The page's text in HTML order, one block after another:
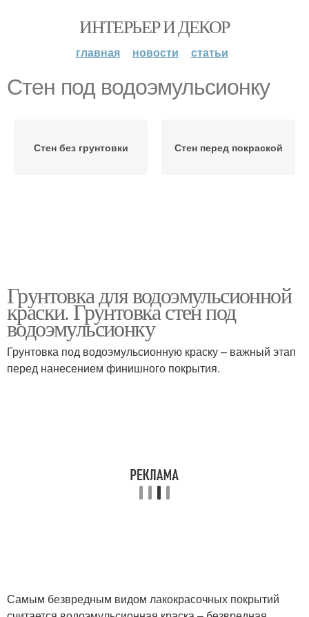
ИНТЕРЬЕР И ДЕКОР
главная новости статьи
Стен под водоэмульсионку
Стен без грунтовки Стен перед покраской
Грунтовка для водоэмульсионной
краски. Грунтовка стен под
водоэмульсионку
Грунтовка под водоэмульсионную краску – важный этап
перед нанесением финишного покрытия.
Самым безвредным видом лакокрасочных покрытий